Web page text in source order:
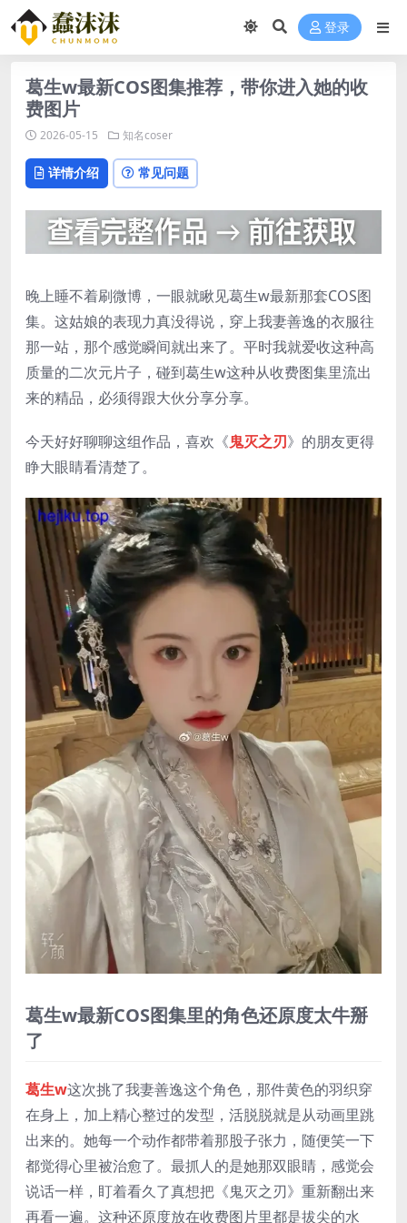
登录
葛生w最新COS图集推荐，带你进入她的收
费图片
2026-05-15 知名coser
详情介绍 常见问题
晚上睡不着刷微博，一眼就瞅见葛生w最新那套COS图
集。这姑娘的表现力真没得说，穿上我妻善逸的衣服往
那一站，那个感觉瞬间就出来了。平时我就爱收这种高
质量的二次元片子，碰到葛生w这种从收费图集里流出
来的精品，必须得跟大伙分享分享。
今天好好聊聊这组作品，喜欢《鬼灭之刃》的朋友更得
睁大眼睛看清楚了。
葛生w最新COS图集里的角色还原度太牛掰
了
葛生w这次挑了我妻善逸这个角色，那件黄色的羽织穿
在身上，加上精心整过的发型，活脱脱就是从动画里跳
出来的。她每一个动作都带着那股子张力，随便笑一下
都觉得心里被治愈了。最抓人的是她那双眼睛，感觉会
说话一样，盯着看久了真想把《鬼灭之刃》重新翻出来
再看一遍。这种还原度放在收费图片里都是拔尖的水